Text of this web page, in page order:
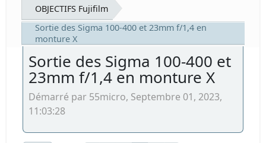
OBJECTIFS Fujifilm
Sortie des Sigma 100-400 et 23mm f/1,4 en
monture X
Sortie des Sigma 100-400 et
23mm f/1,4 en monture X
Démarré par 55micro, Septembre 01, 2023,
11:03:28